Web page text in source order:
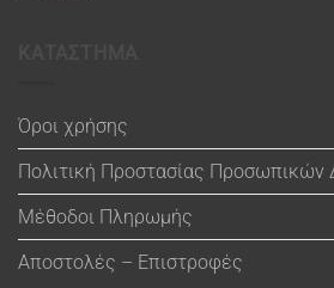
Όροι χρήσης
Πολιτική Προστασίας
Μέθοδοι Πληρωμής
Αποστολές – Επιστροφές